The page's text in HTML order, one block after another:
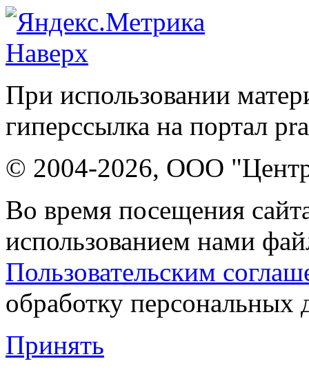
Наверх
При использовании
гиперссылка на портал
© 2004-2026, ООО "Центр
Во время посещения
использованием нами
Пользовательским
обработку персональных
Принять